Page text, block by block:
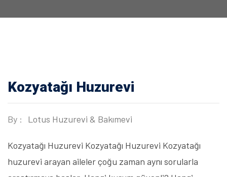
Kozyatağı Huzurevi
By : Lotus Huzurevi & Bakımevi
Kozyatağı Huzurevi Kozyatağı Huzurevi Kozyatağı
huzurevi arayan aileler çoğu zaman aynı sorularla